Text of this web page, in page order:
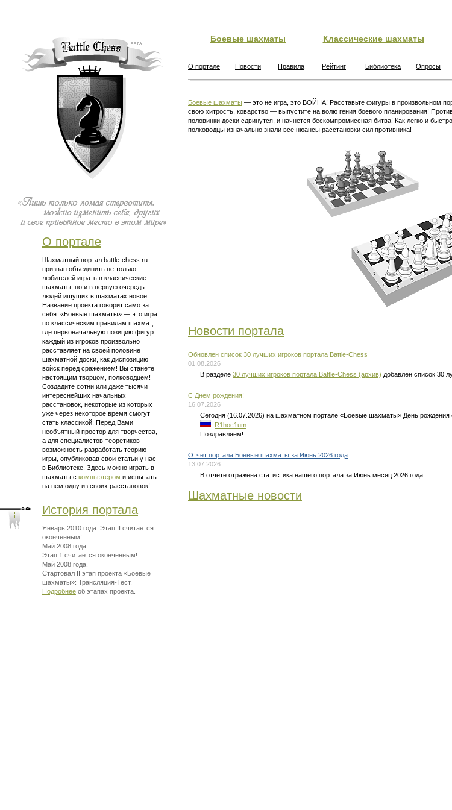
О портале
Шахматный портал battle-chess.ru
призван объединить не только
любителей играть в классические
шахматы, но и в первую очередь
людей ищущих в шахматах новое.
Название проекта говорит само за
себя: «Боевые шахматы» — это игра
по классическим правилам шахмат,
где первоначальную позицию фигур
каждый из игроков произвольно
расставляет на своей половине
шахматной доски, как диспозицию
войск перед сражением! Вы станете
настоящим творцом, полководцем!
Создадите сотни или даже тысячи
интереснейших начальных
расстановок, некоторые из которых
уже через некоторое время смогут
стать классикой. Перед Вами
необъятный простор для творчества,
а для специалистов-теоретиков —
возможность разработать теорию
игры, опубликовав свои статьи у нас
в Библиотеке. Здесь можно играть в
шахматы с компьютером и испытать
на нем одну из своих расстановок!
История портала
Январь 2010 года. Этап II считается
оконченным!
Май 2008 года.
Этап 1 считается оконченным!
Май 2008 года.
Стартовал II этап проекта «Боевые
шахматы»: Трансляция-Тест.
Подробнее об этапах проекта.
Боевые шахматы Классические шахматы
О портале Новости Правила Рейтинг Библиотека Опросы
Боевые шахматы — это не игра, это ВОЙНА! Расставьте фигуры в произвольном
свою хитрость, коварство — выпустите на волю гения боевого планирования!
половинки доски сдвинутся, и начнется бескомпромиссная битва! Как легко и
полководцы изначально знали все нюансы расстановки сил противника!
Новости портала
Обновлен список 30 лучших игроков портала Battle-Chess
01.08.2026
В разделе 30 лучших игроков портала Battle-Chess (архив) добавлен список 30
C Днем рождения!
16.07.2026
Сегодня (16.07.2026) на шахматном портале «Боевые шахматы» День рождения
: R1hoc1um
Поздравляем!
Отчет портала Боевые шахматы за Июнь 2026 года
13.07.2026
В отчете отражена статистика нашего портала за Июнь месяц 2026 года.
Шахматные новости